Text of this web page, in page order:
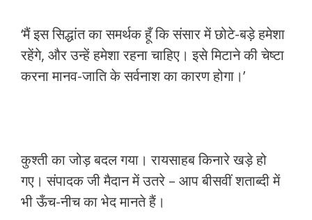
‘मैं इस सिद्धांत का समर्थक हूँ कि संसार में छोटे-बड़े हमेशा
रहेंगे, और उन्हें हमेशा रहना चाहिए। इसे मिटाने की चेष्टा
करना मानव-जाति के सर्वनाश का कारण होगा।’
कुश्ती का जोड़ बदल गया। रायसाहब किनारे खड़े हो
गए। संपादक जी मैदान में उतरे – आप बीसवीं शताब्दी में
भी ऊँच-नीच का भेद मानते हैं।